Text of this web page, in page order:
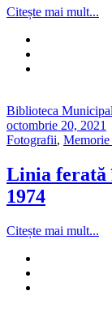
Citește mai mult...
Biblioteca
octombrie 20, 2021
Fotografii, Memorie
Linia ferată
1974
Citește mai mult...